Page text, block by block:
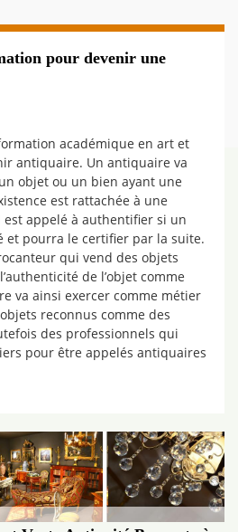
pour devenir une
académique en art et
antiquaire. Un antiquaire va
objet ou un bien ayant une
est rattachée à une
est appelé à authentifier si un
et pourra le certifier par la suite.
qui vend des objets
de l’objet comme
va ainsi exercer comme métier
reconnus comme des
des professionnels qui
pour être appelés antiquaires